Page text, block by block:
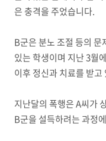
은 충격을 주었습니다.
B군은 분노 조절 등의
있는 학생이며 지난 3월
이후 정신과 치료를 받고
지난달의 폭행은 A씨가
B군을 설득하려는 과정